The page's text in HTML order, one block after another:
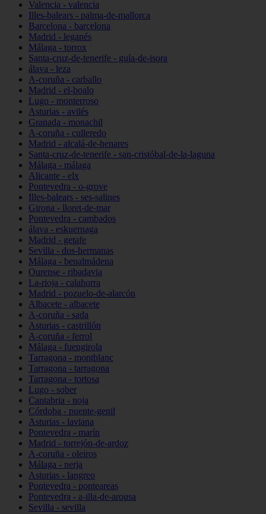
Valencia - valencia
Illes-balears - palma-de-mallorca
Barcelona - barcelona
Madrid - leganés
Málaga - torrox
Santa-cruz-de-tenerife - guía-de-isora
álava - leza
A-coruña - carballo
Madrid - el-boalo
Lugo - monterroso
Asturias - avilés
Granada - monachil
A-coruña - culleredo
Madrid - alcalá-de-henares
Santa-cruz-de-tenerife - san-cristóbal-de-la-laguna
Málaga - málaga
Alicante - elx
Pontevedra - o-grove
Illes-balears - ses-salines
Girona - lloret-de-mar
Pontevedra - cambados
álava - eskuernaga
Madrid - getafe
Sevilla - dos-hermanas
Málaga - benalmádena
Ourense - ribadavia
La-rioja - calahorra
Madrid - pozuelo-de-alarcón
Albacete - albacete
A-coruña - sada
Asturias - castrillón
A-coruña - ferrol
Málaga - fuengirola
Tarragona - montblanc
Tarragona - tarragona
Tarragona - tortosa
Lugo - sober
Cantabria - noja
Córdoba - puente-genil
Asturias - laviana
Pontevedra - marín
Madrid - torrejón-de-ardoz
A-coruña - oleiros
Málaga - nerja
Asturias - langreo
Pontevedra - ponteareas
Pontevedra - a-illa-de-arousa
Sevilla - sevilla